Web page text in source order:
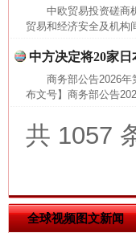
中欧贸易投资磋
贸易和经济安全及机构
中方决定将20家
商务部公告2026
布文号】商务部公告
共 1057
全球视频图文新闻